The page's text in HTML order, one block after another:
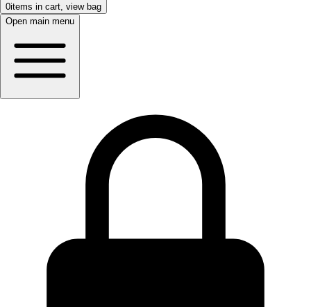
0items in cart, view bag
Open main menu